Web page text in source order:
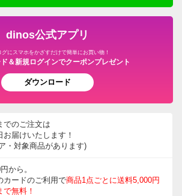
dinos公式アプリ
グにスマホをかざすだけで簡単にお買い物！
＆新規ログインでクーポンプレゼント
ダウンロード
でのご注文は
お届けいたします！
・対象商品があります)
から。
カードのご利用で商品1点ごとに送料5,000円
で無料！